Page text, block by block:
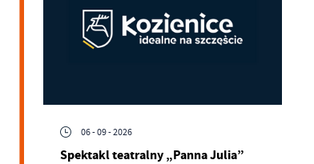
06 - 09 - 2026
Spektakl teatralny „Panna Julia”